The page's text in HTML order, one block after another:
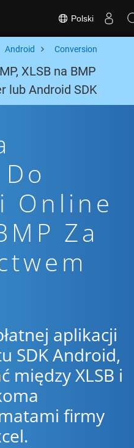
Polski
Android Conversion
XLSB na BMP
lub Android SDK
Online
Za
aplikacji
SDK Android,
między XLSB i
firmy